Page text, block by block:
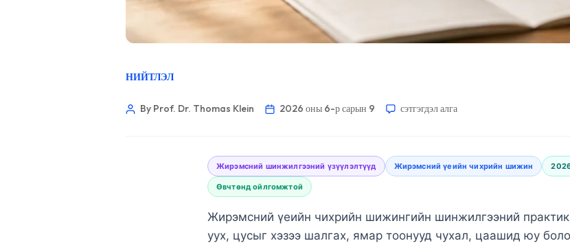
НИЙТЛЭЛ
By Prof. Dr. Thomas Klein 2026 оны 6-р сарын 9 сэтгэгдэл алга
Жирэмсний шинжилгээний үзүүлэлтүүд Жирэмсний үеийн чихрийн шижин
Өвчтөнд ойлгомжтой
Жирэмсний үеийн чихрийн шижингийн шинжилгээний
уух, цусыг хэзээ шалгах, ямар тоонууд чухал, цаашид юу